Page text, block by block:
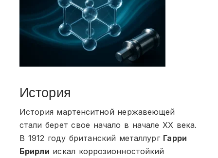
История
История мартенситной нержавеющей
стали берет свое начало в начале XX века.
В 1912 году британский металлург Гарри
Брирли искал коррозионностойкий